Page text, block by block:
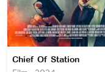
Chief Of Station